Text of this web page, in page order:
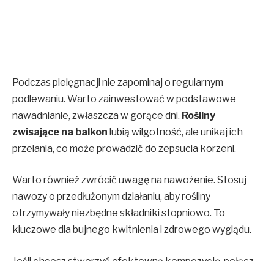
Podczas pielęgnacji nie zapominaj o regularnym
podlewaniu. Warto zainwestować w podstawowe
nawadnianie, zwłaszcza w gorące dni. Rośliny
zwisające na balkon lubią wilgotność, ale unikaj ich
przelania, co może prowadzić do zepsucia korzeni.
Warto również zwrócić uwagę na nawożenie. Stosuj
nawozy o przedłużonym działaniu, aby rośliny
otrzymywały niezbędne składniki stopniowo. To
kluczowe dla bujnego kwitnienia i zdrowego wyglądu.